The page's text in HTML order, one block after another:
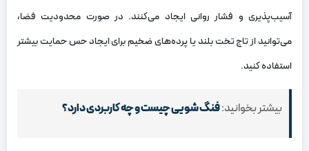
آسیب‌پذیری و فشار روانی ایجاد می‌کنند. در صورت محدودیت فضا،
می‌توانید از تاج تخت بلند یا پرده‌های ضخیم برای ایجاد حس حمایت بیشتر
استفاده کنید.
بیشتر بخوانید:فنگ شویی چیست و چه کاربردی دارد؟